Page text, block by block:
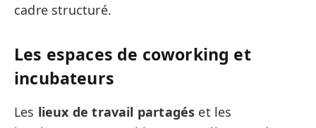
cadre structuré.
Les espaces de coworking et
incubateurs
Les lieux de travail partagés et les